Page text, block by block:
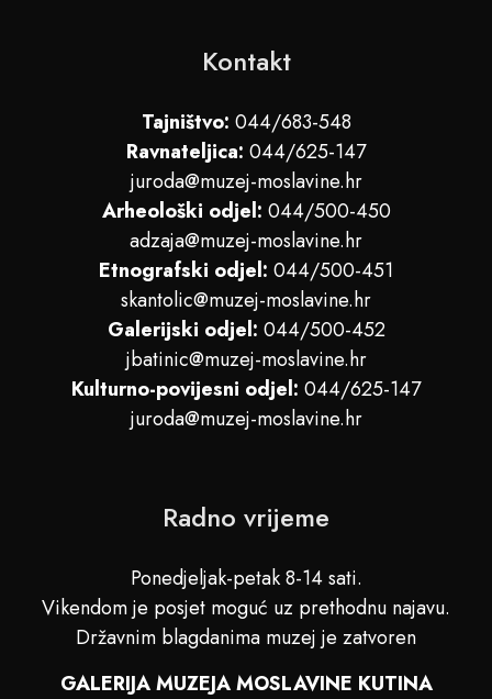
Kontakt
Tajništvo: 044/683-548
Ravnateljica: 044/625-147
juroda@muzej-moslavine.hr
Arheološki odjel: 044/500-450
adzaja@muzej-moslavine.hr
Etnografski odjel: 044/500-451
skantolic@muzej-moslavine.hr
Galerijski odjel: 044/500-452
jbatinic@muzej-moslavine.hr
Kulturno-povijesni odjel: 044/625-147
juroda@muzej-moslavine.hr
Radno vrijeme
Ponedjeljak-petak 8-14 sati.
Vikendom je posjet moguć uz prethodnu najavu.
Državnim blagdanima muzej je zatvoren
GALERIJA MUZEJA MOSLAVINE KUTINA